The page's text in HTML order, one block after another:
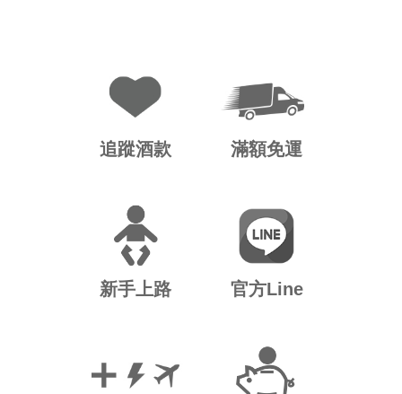
追蹤酒款 滿額免運
新手上路 官方Line